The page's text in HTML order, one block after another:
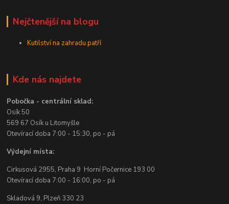
Nejčtenější na blogu
Kutilství na zahradu patří
Kde nás najdete
Pobočka - centrální sklad:
Osík 50
569 67 Osík u Litomyšle
Otevírací doba 7:00 - 15:30, po - pá
Výdejní místa:
Cirkusová 2955, Praha 9 Horní Počernice 193 00
Otevírací doba 7:00 - 16:00, po - pá
Skladová 9, Plzeň 330 23